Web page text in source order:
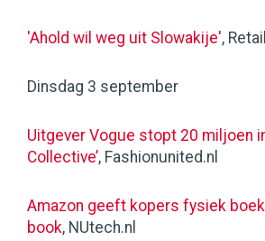
'Ahold wil weg uit Slowakije',
Dinsdag 3 september
Uitgever Vogue stopt 20 miljoen
Collective’, Fashionunited.nl
Amazon geeft kopers fysiek
book, NUtech.nl